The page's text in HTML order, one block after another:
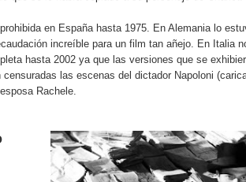
en España hasta 1975. En Alemania lo
increíble para un film tan añejo. En Italia
hasta 2002 ya que las versiones que se
las escenas del dictador Napoloni
Rachele.